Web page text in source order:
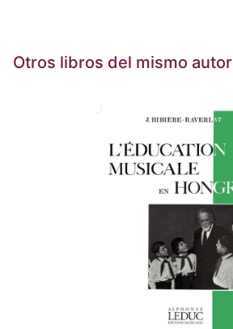
Otros libros del mismo autor